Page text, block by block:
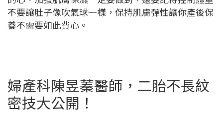
不要讓肚子像吹氣球一樣，保持肌膚彈性讓你產後保
養不需要如此費心。
婦產科陳昱蓁醫師，二胎不長紋
密技大公開！